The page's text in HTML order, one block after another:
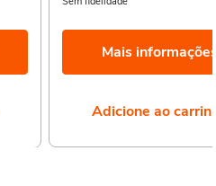
Mais
Adicione ao